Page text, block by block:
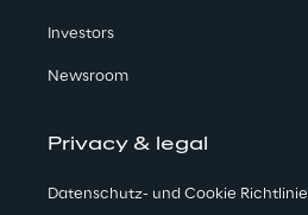
Investors
Newsroom
Privacy & legal
Datenschutz- und Cookie Richtlinie